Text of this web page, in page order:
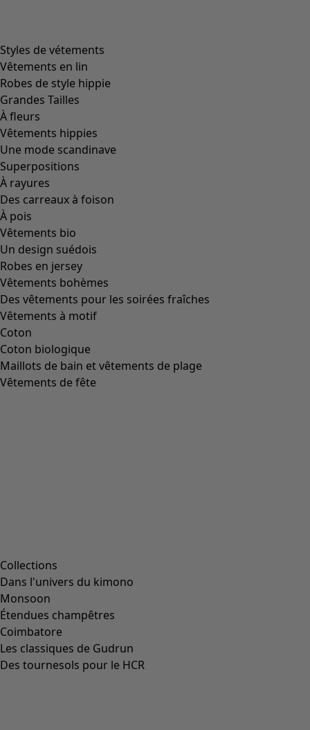
Styles de vétements
Vêtements en lin
Robes de style hippie
Grandes Tailles
À fleurs
Vêtements hippies
Une mode scandinave
Superpositions
À rayures
Des carreaux à foison
À pois
Vêtements bio
Un design suédois
Robes en jersey
Vêtements bohèmes
Des vêtements pour les soirées fraîches
Vêtements à motif
Coton
Coton biologique
Maillots de bain et vêtements de plage
Vêtements de fête
Collections
Dans l'univers du kimono
Monsoon
Étendues champêtres
Coimbatore
Les classiques de Gudrun
Des tournesols pour le HCR